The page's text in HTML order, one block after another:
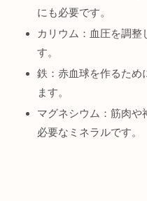
にも必要です。
カリウム：血圧を調整
す。
鉄：赤血球を作るため
ます。
マグネシウム：筋肉や
必要なミネラルです。